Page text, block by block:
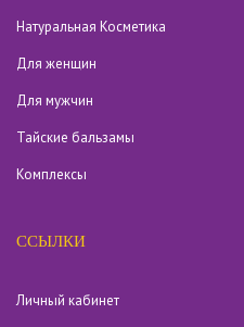
Натуральная Косметика
Для женщин
Для мужчин
Тайские бальзамы
Комплексы
ССЫЛКИ
Личный кабинет